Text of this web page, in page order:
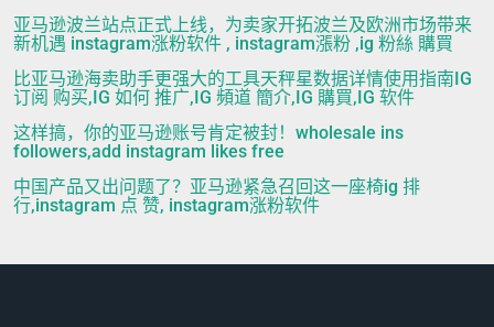
亚马逊波兰站点正式上线，为卖家开拓波兰及欧洲市场带来
新机遇 instagram涨粉软件 , instagram漲粉 ,ig 粉絲 購買
比亚马逊海卖助手更强大的工具天秤星数据详情使用指南IG
订阅 购买,IG 如何 推广,IG 頻道 簡介,IG 購買,IG 软件
这样搞，你的亚马逊账号肯定被封！wholesale ins
followers,add instagram likes free
中国产品又出问题了？亚马逊紧急召回这一座椅ig 排
行,instagram 点 赞, instagram涨粉软件